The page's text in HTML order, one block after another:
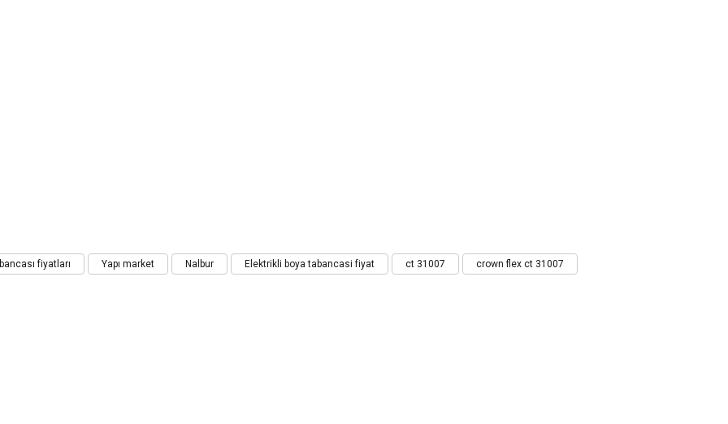
Bu ürüne ilk yorumu siz yapın!
fiyatları Yapı market Nalbur Elektrikli boya tabancasi fiyat ct 31007 crown flex ct 31007